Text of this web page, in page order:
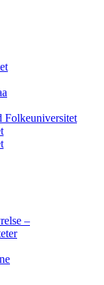
Folkeuniversitet
–